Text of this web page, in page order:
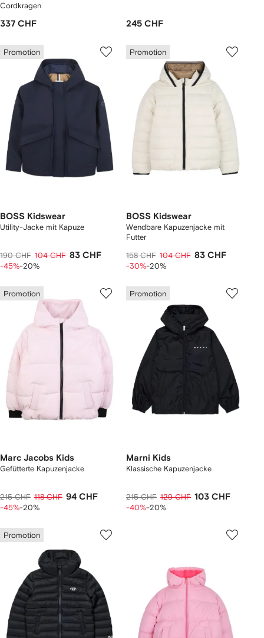
Cordkragen
337 CHF 245 CHF
Promotion
BOSS Kidswear
Utility-Jacke mit Kapuze
190 CHF 104 CHF 83 CHF
-45%-20%
Promotion
BOSS Kidswear
Wendbare Kapuzenjacke mit
Futter
158 CHF 104 CHF 83 CHF
-30%-20%
Promotion
Marc Jacobs Kids
Gefütterte Kapuzenjacke
215 CHF 118 CHF 94 CHF
-45%-20%
Promotion
Marni Kids
Klassische Kapuzenjacke
215 CHF 129 CHF 103 CHF
-40%-20%
Promotion